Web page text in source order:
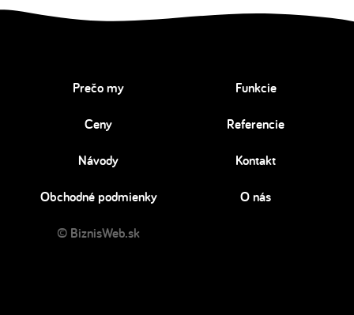
Prečo my Funkcie
Ceny Referencie
Návody Kontakt
Obchodné podmienky O nás
© BiznisWeb.sk